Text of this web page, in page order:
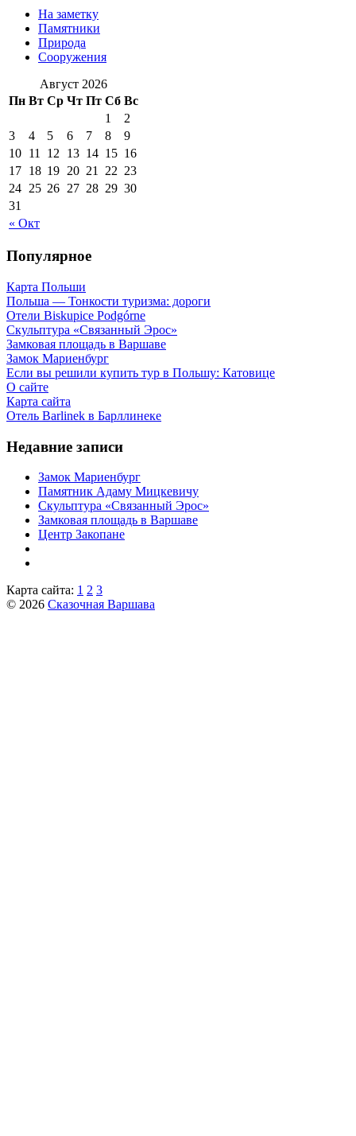
На заметку
Памятники
Природа
Сооружения
Август 2026
Пн Вт Ср Чт Пт Сб Вс
« Окт
1
2
3
4 5 6 7 8
9
10 11 12 13 14 15 16
17 18 19 20 21 22 23
24 25 26 27 28 29 30
31
Популярное
Карта Польши
Польша — Тонкости туризма: дороги
Отели Biskupice Podgórne
Скульптура «Связанный Эрос»
Замковая площадь в Варшаве
Замок Мариенбург
Если вы решили купить тур в Польшу: Катовице
О сайте
Карта сайта
Отель Barlinek в Барллинеке
Недавние записи
Замок Мариенбург
Памятник Адаму Мицкевичу
Скульптура «Связанный Эрос»
Замковая площадь в Варшаве
Центр Закопане
Карта сайта: 1 2 3
© 2026 Сказочная Варшава